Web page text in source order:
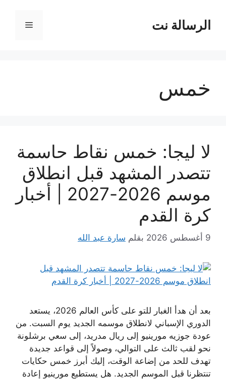
المحتوىالرسالة نت القائمة
خمس
لا ليجا: خمس نقاط حاسمة
تتصدر المشهد قبل انطلاق
موسم 2026-2027 | أخبار
كرة القدم
9 أغسطس 2026 بقلم سارة عبد الله
بعد أن هدأ الغبار للتو على كأس العالم 2026، يستعد
الدوري الإسباني لانطلاق موسمه الجديد يوم السبت. من
عودة جوزيه مورينيو إلى ريال مدريد، إلى سعي برشلونة
نحو لقب ثالث على التوالي، وصولاً إلى قواعد جديدة
تهدف للحد من إضاعة الوقت، إليك أبرز خمس حكايات
تنتظرنا قبل الموسم الجديد. هل يستطيع مورينيو إعادة